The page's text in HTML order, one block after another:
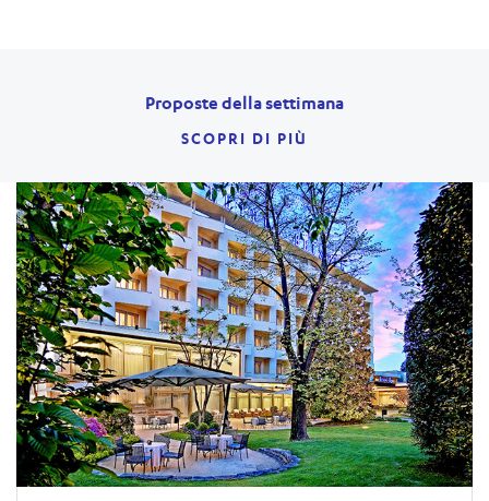
Proposte della settimana
SCOPRI DI PIÙ